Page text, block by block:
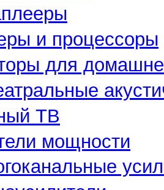
и процессоры
для
ТВ
мощности